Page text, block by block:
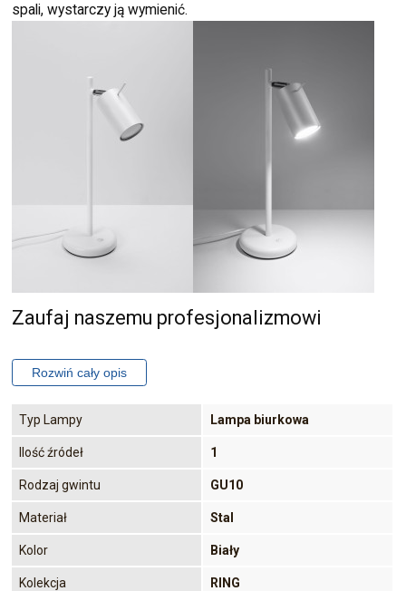
spali, wystarczy ją wymienić.
Zaufaj naszemu profesjonalizmowi
Typ Lampy Lampa biurkowa
Ilość źródeł 1
Rodzaj gwintu GU10
Materiał Stal
Kolor Biały
Kolekcja RING